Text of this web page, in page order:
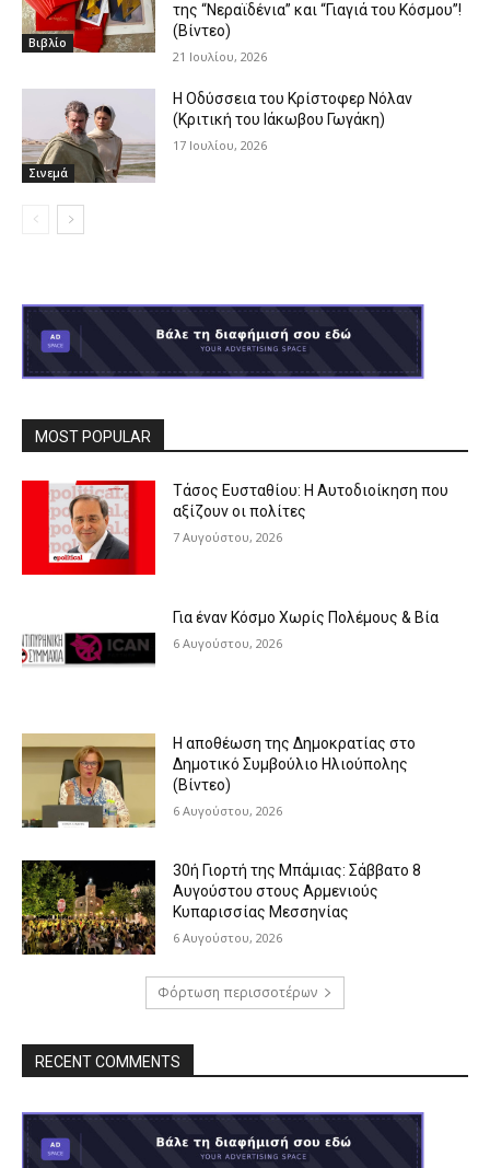
Βιβλίο
της “Νεραϊδένια” και “Γιαγιά του Κόσμου”!
(Βίντεο)
21 Ιουλίου, 2026
Σινεμά
Η Οδύσσεια του Κρίστοφερ Νόλαν
(Κριτική του Ιάκωβου Γωγάκη)
17 Ιουλίου, 2026
MOST POPULAR
Τάσος Ευσταθίου: Η Αυτοδιοίκηση που
αξίζουν οι πολίτες
7 Αυγούστου, 2026
Για έναν Κόσμο Χωρίς Πολέμους & Βία
6 Αυγούστου, 2026
Η αποθέωση της Δημοκρατίας στο
Δημοτικό Συμβούλιο Ηλιούπολης
(Βίντεο)
6 Αυγούστου, 2026
30ή Γιορτή της Μπάμιας: Σάββατο 8
Αυγούστου στους Αρμενιούς
Κυπαρισσίας Μεσσηνίας
6 Αυγούστου, 2026
Φόρτωση περισσοτέρων
RECENT COMMENTS